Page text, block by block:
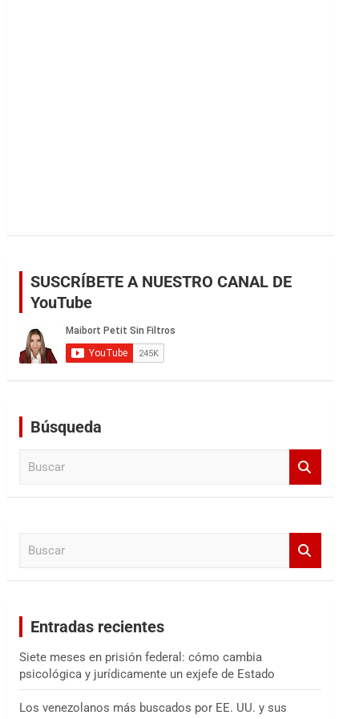
SUSCRÍBETE A NUESTRO CANAL DE
YouTube
Búsqueda
Entradas recientes
Siete meses en prisión federal: cómo cambia
psicológica y jurídicamente un exjefe de Estado
Los venezolanos más buscados por EE. UU. y sus